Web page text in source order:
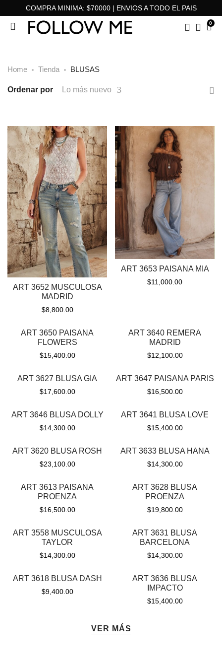
COMPRA MINIMA: $70000 | ENVIOS A TODO EL PAIS
0
Home Tienda BLUSAS
Ordenar por Lo más nuevo
ART 3652 MUSCULOSA
MADRID
$8,800.00
ART 3653 PAISANA MIA
$11,000.00
ART 3650 PAISANA
FLOWERS
$15,400.00
ART 3640 REMERA
MADRID
$12,100.00
ART 3627 BLUSA GIA
$17,600.00
ART 3647 PAISANA PARIS
$16,500.00
ART 3646 BLUSA DOLLY
$14,300.00
ART 3641 BLUSA LOVE
$15,400.00
ART 3620 BLUSA ROSH
$23,100.00
ART 3633 BLUSA HANA
$14,300.00
Agotado
ART 3613 PAISANA
PROENZA
$16,500.00
ART 3628 BLUSA
PROENZA
$19,800.00
ART 3558 MUSCULOSA
TAYLOR
$14,300.00
ART 3631 BLUSA
BARCELONA
$14,300.00
ART 3618 BLUSA DASH
$9,400.00
Agotado
ART 3636 BLUSA
IMPACTO
$15,400.00
VER MÁS